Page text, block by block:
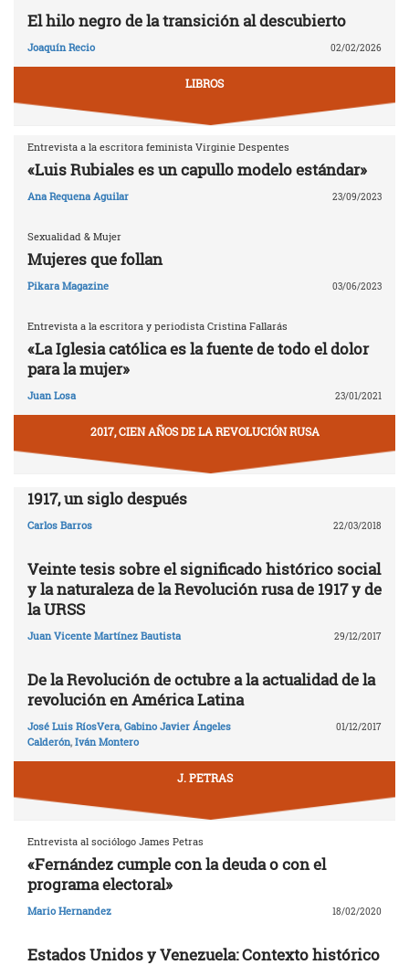
El hilo negro de la transición al descubierto
Joaquín Recio 02/02/2026
LIBROS
Entrevista a la escritora feminista Virginie Despentes
«Luis Rubiales es un capullo modelo estándar»
Ana Requena Aguilar 23/09/2023
Sexualidad & Mujer
Mujeres que follan
Pikara Magazine 03/06/2023
Entrevista a la escritora y periodista Cristina Fallarás
«La Iglesia católica es la fuente de todo el dolor
para la mujer»
Juan Losa 23/01/2021
2017, CIEN AÑOS DE LA REVOLUCIÓN RUSA
1917, un siglo después
Carlos Barros 22/03/2018
Veinte tesis sobre el significado histórico social
y la naturaleza de la Revolución rusa de 1917 y de
la URSS
Juan Vicente Martínez Bautista 29/12/2017
De la Revolución de octubre a la actualidad de la
revolución en América Latina
José Luis RíosVera, Gabino Javier Ángeles
Calderón, Iván Montero
01/12/2017
J. PETRAS
Entrevista al sociólogo James Petras
«Fernández cumple con la deuda o con el
programa electoral»
Mario Hernandez 18/02/2020
Estados Unidos y Venezuela: Contexto histórico